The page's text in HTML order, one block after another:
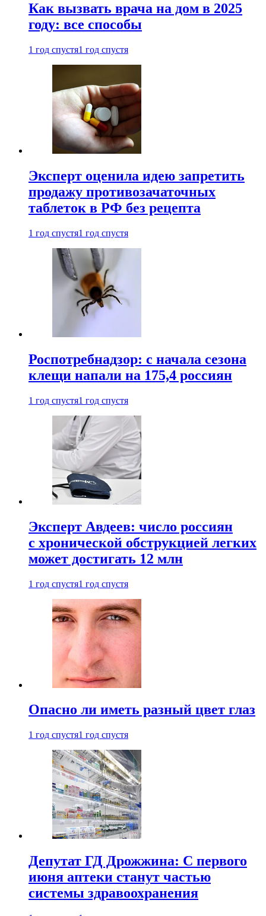
Как вызвать врача на дом в 2025
году: все способы
1 год спустя1 год спустя
Эксперт оценила идею запретить
продажу противозачаточных
таблеток в РФ без рецепта
1 год спустя1 год спустя
Роспотребнадзор: с начала сезона
клещи напали на 175,4 россиян
1 год спустя1 год спустя
Эксперт Авдеев: число россиян
с хронической обструкцией легких
может достигать 12 млн
1 год спустя1 год спустя
Опасно ли иметь разный цвет глаз
1 год спустя1 год спустя
Депутат ГД Дрожжина: С первого
июня аптеки станут частью
системы здравоохранения